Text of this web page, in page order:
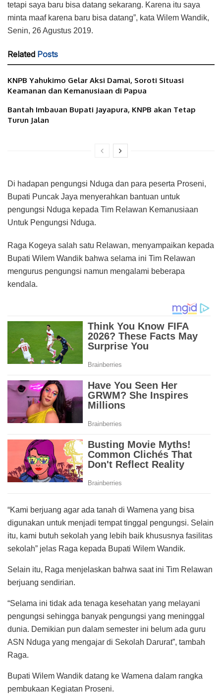
tetapi saya baru bisa datang sekarang. Karena itu saya
minta maaf karena baru bisa datang”, kata Wilem Wandik,
Senin, 26 Agustus 2019.
Related Posts
KNPB Yahukimo Gelar Aksi Damai, Soroti Situasi
Keamanan dan Kemanusiaan di Papua
Bantah Imbauan Bupati Jayapura, KNPB akan Tetap
Turun Jalan
Di hadapan pengungsi Nduga dan para peserta Proseni,
Bupati Puncak Jaya menyerahkan bantuan untuk
pengungsi Nduga kepada Tim Relawan Kemanusiaan
Untuk Pengungsi Nduga.
Raga Kogeya salah satu Relawan, menyampaikan kepada
Bupati Wilem Wandik bahwa selama ini Tim Relawan
mengurus pengungsi namun mengalami beberapa
kendala.
“Kami berjuang agar ada tanah di Wamena yang bisa
digunakan untuk menjadi tempat tinggal pengungsi. Selain
itu, kami butuh sekolah yang lebih baik khususnya fasilitas
sekolah” jelas Raga kepada Bupati Wilem Wandik.
Selain itu, Raga menjelaskan bahwa saat ini Tim Relawan
berjuang sendirian.
“Selama ini tidak ada tenaga kesehatan yang melayani
pengungsi sehingga banyak pengungsi yang meninggal
dunia. Demikian pun dalam semester ini belum ada guru
ASN Nduga yang mengajar di Sekolah Darurat”, tambah
Raga.
Bupati Wilem Wandik datang ke Wamena dalam rangka
pembukaan Kegiatan Proseni.